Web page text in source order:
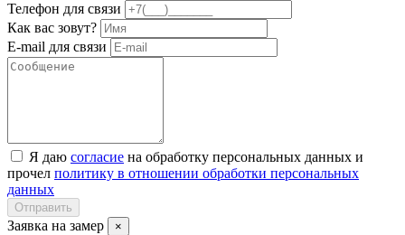
Телефон для связи
Как вас зовут?
E-mail для связи
Я даю согласие на обработку персональных данных и
прочел политику в отношении обработки персональных
данных
Отправить
Заявка на замер ×